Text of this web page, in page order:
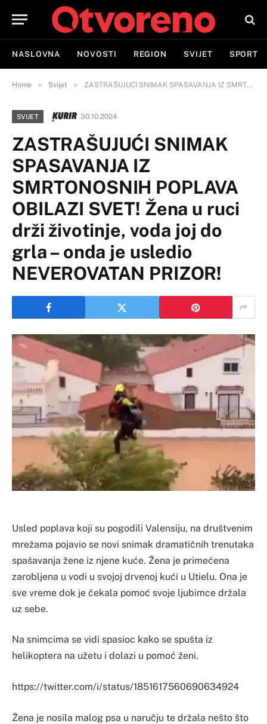
NASLOVNA NOVOSTI REGION SVIJET SPORT
Home » Svijet » ZASTRAŠUJUĆI SNIMAK SPASAVANJA IZ SMRTONOSNIH POPLAVA OBILAZI SVET! Žena u ruci drži životinje, voda joj do grla – onda je usledio NEVEROVATAN PRIZOR!
SVIJET 30.10.2024
ZASTRAŠUJUĆI SNIMAK
SPASAVANJA IZ
SMRTONOSNIH POPLAVA
OBILAZI SVET! Žena u ruci
drži životinje, voda joj do
grla – onda je usledio
NEVEROVATAN PRIZOR!
Usled poplava koji su pogodili Valensiju, na društvenim
mrežama pojavio se novi snimak dramatičnih trenutaka
spašavanja žene iz njene kuće. Žena je primećena
zarobljena u vodi u svojoj drvenoj kući u Utielu. Ona je
sve vreme dok je čekala pomoć svoje ljubimce držala
uz sebe.
Na snimcima se vidi spasioc kako se spušta iz
helikoptera na užetu i dolazi u pomoć ženi.
https://twitter.com/i/status/1851617560690634924
Žena je nosila malog psa u naručju te držala nešto što